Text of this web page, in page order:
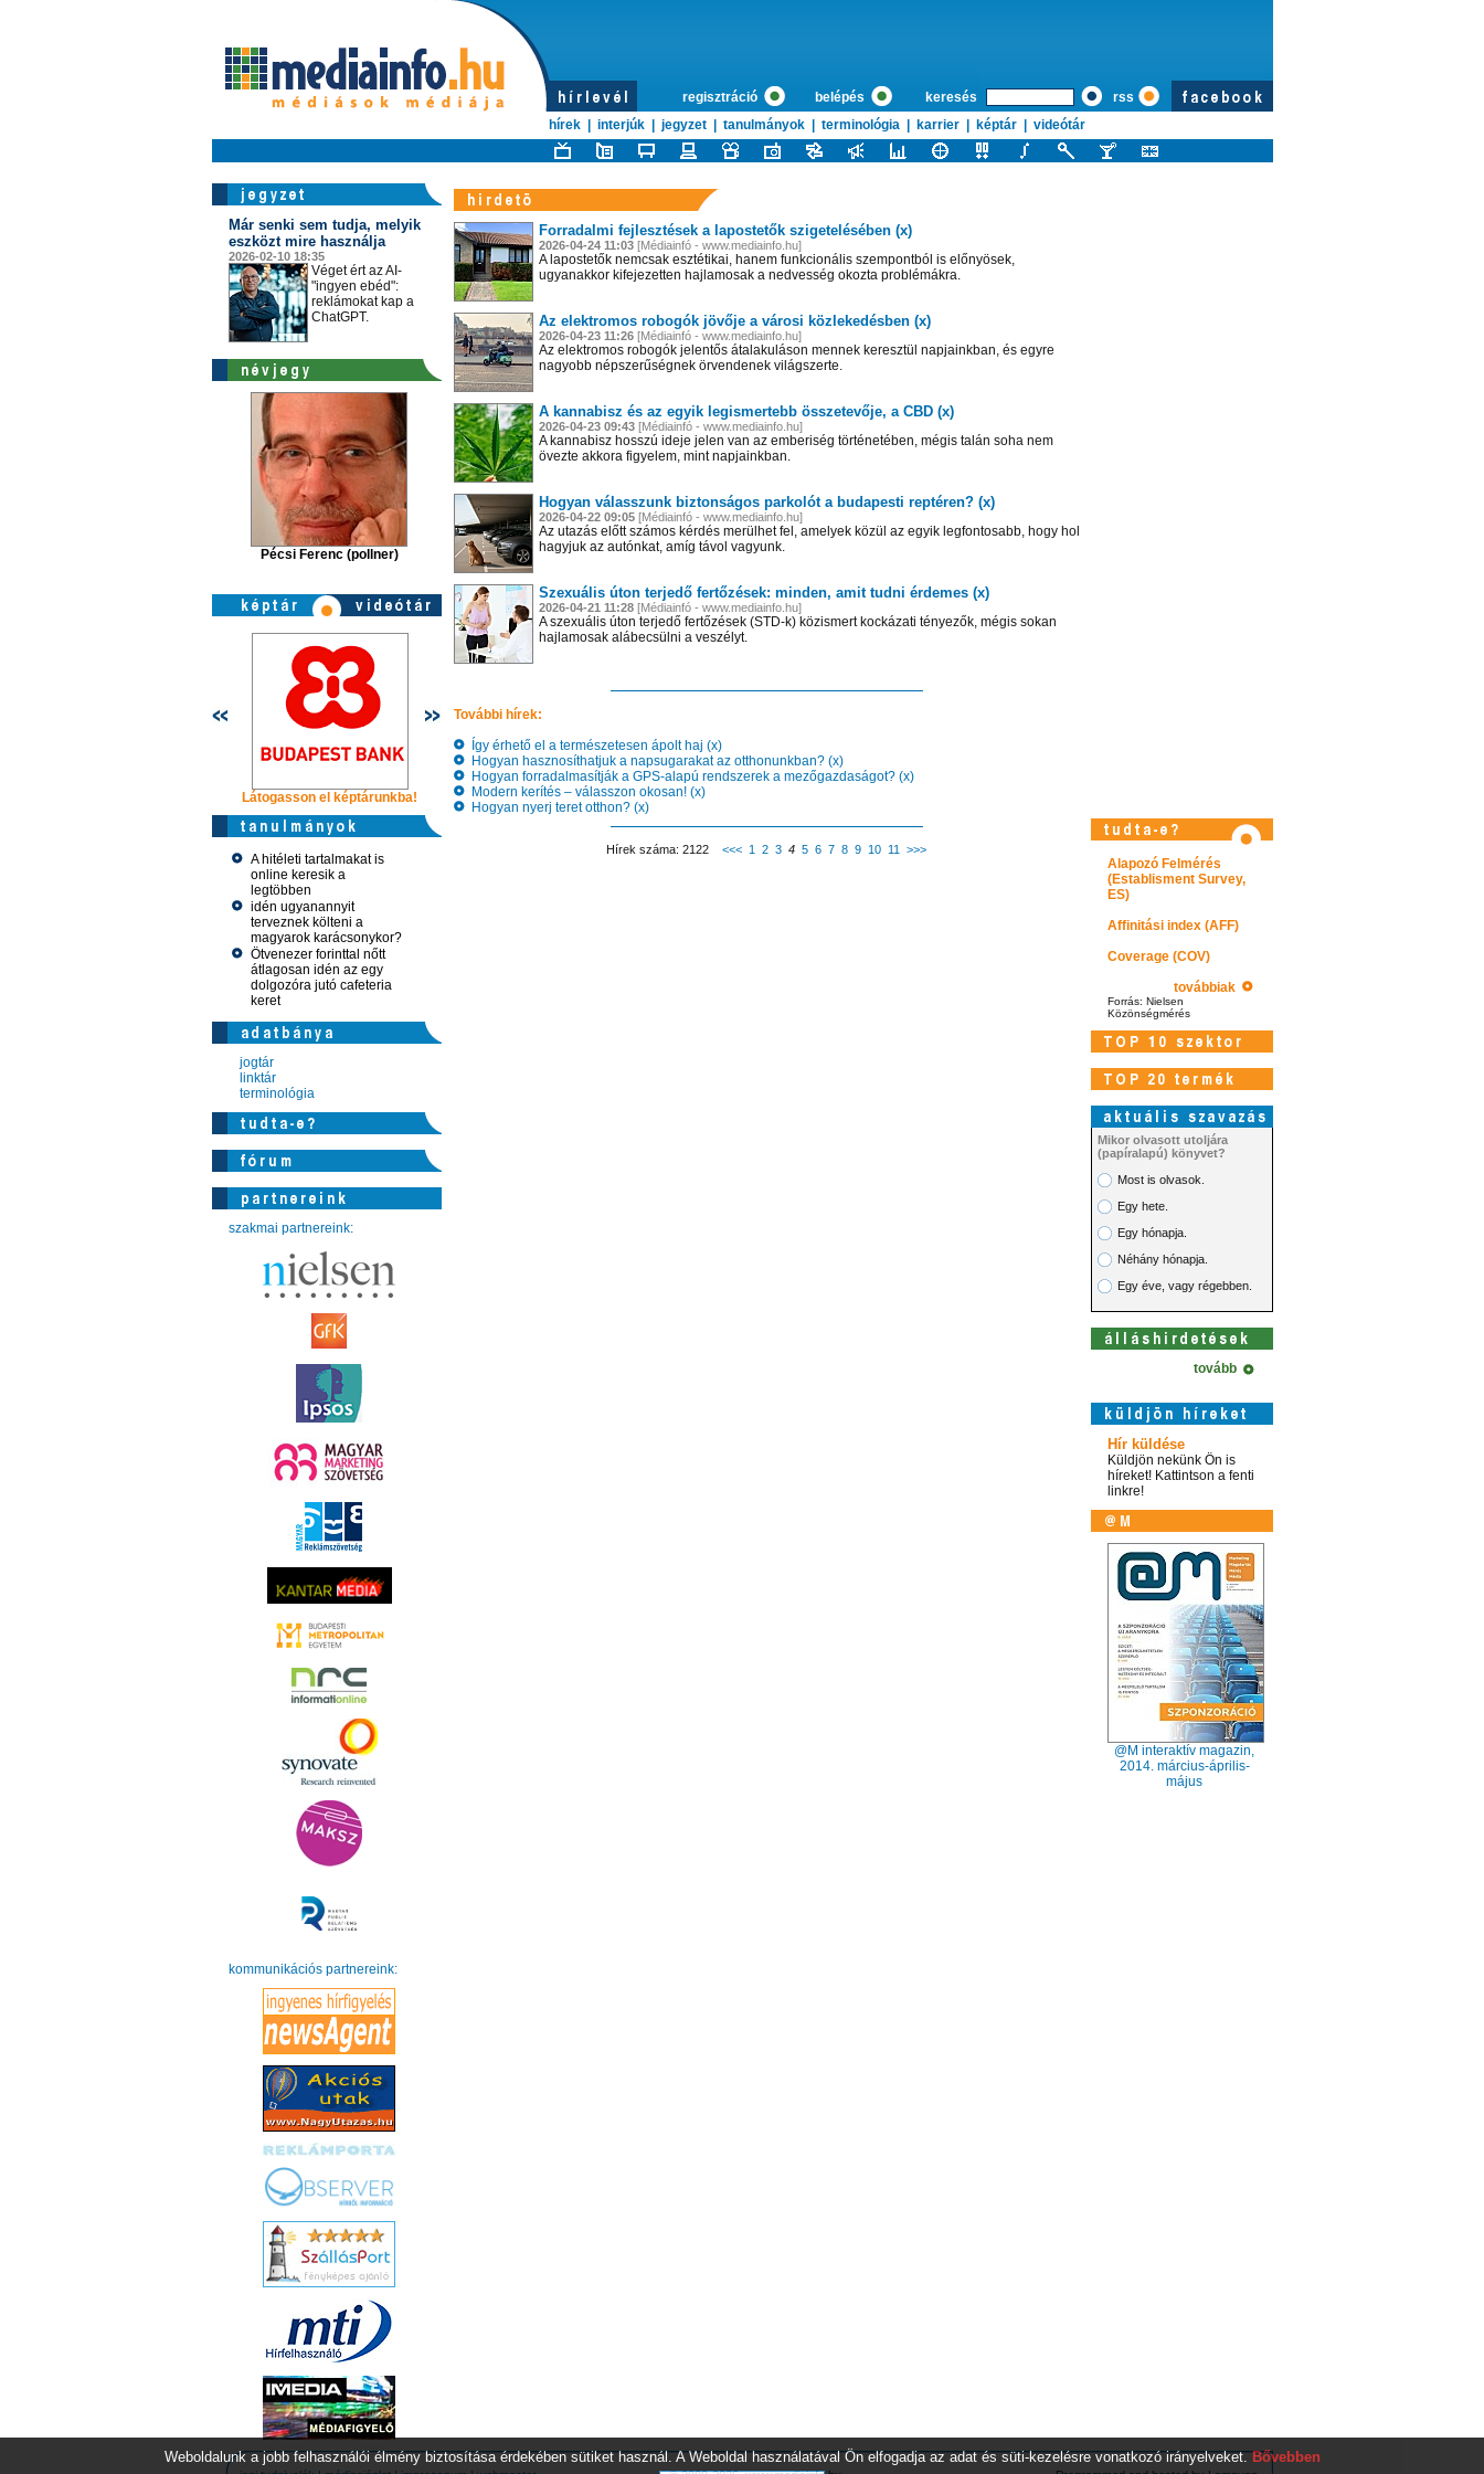
regisztráció belépés keresés
rss
hírek
interjúk jegyzet tanulmányok terminológia karrier képtár videótár
Már senki sem tudja, melyik
eszközt mire használja
2026-02-10 18:35
Véget ért az AI-
"ingyen ebéd":
reklámokat kap a
ChatGPT.
Pécsi Ferenc (pollner)
Látogasson el képtárunkba! Látogasson el képtárunkba! Látogasson el képtárunkba!
A hitéleti tartalmakat is
online keresik a
legtöbben
idén ugyanannyit
terveznek költeni a
magyarok karácsonykor?
Ötvenezer forinttal nőtt
átlagosan idén az egy
dolgozóra jutó cafeteria
keret
jogtár
linktár
terminológia
szakmai partnereink:
kommunikációs partnereink:
Forradalmi fejlesztések a lapostetők szigetelésében (x)
2026-04-24 11:03[Médiainfó - www.mediainfo.hu]
A lapostetők nemcsak esztétikai, hanem funkcionális szempontból is előnyösek,
ugyanakkor kifejezetten hajlamosak a nedvesség okozta problémákra.
Az elektromos robogók jövője a városi közlekedésben (x)
2026-04-23 11:26[Médiainfó - www.mediainfo.hu]
Az elektromos robogók jelentős átalakuláson mennek keresztül napjainkban, és egyre
nagyobb népszerűségnek örvendenek világszerte.
A kannabisz és az egyik legismertebb összetevője, a CBD (x)
2026-04-23 09:43[Médiainfó - www.mediainfo.hu]
A kannabisz hosszú ideje jelen van az emberiség történetében, mégis talán soha nem
övezte akkora figyelem, mint napjainkban.
Hogyan válasszunk biztonságos parkolót a budapesti reptéren? (x)
2026-04-22 09:05[Médiainfó - www.mediainfo.hu]
Az utazás előtt számos kérdés merülhet fel, amelyek közül az egyik legfontosabb, hogy hol
hagyjuk az autónkat, amíg távol vagyunk.
Szexuális úton terjedő fertőzések: minden, amit tudni érdemes (x)
2026-04-21 11:28[Médiainfó - www.mediainfo.hu]
A szexuális úton terjedő fertőzések (STD-k) közismert kockázati tényezők, mégis sokan
hajlamosak alábecsülni a veszélyt.
További hírek:
Így érhető el a természetesen ápolt haj (x)
Hogyan hasznosíthatjuk a napsugarakat az otthonunkban? (x)
Hogyan forradalmasítják a GPS-alapú rendszerek a mezőgazdaságot? (x)
Modern kerítés – válasszon okosan! (x)
Hogyan nyerj teret otthon? (x)
Hírek száma: 2122 <<< 1 2 3 4 5 6 7 8 9 10 11 >>>
Alapozó Felmérés
(Establisment Survey,
ES)
Affinitási index (AFF)
Coverage (COV)
továbbiak
Forrás: Nielsen
Közönségmérés
Mikor olvasott utoljára
(papíralapú) könyvet?
Most is olvasok.
Egy hete.
Egy hónapja.
Néhány hónapja.
Egy éve, vagy régebben.
tovább
Hír küldése
Küldjön nekünk Ön is
híreket! Kattintson a fenti
linkre!
@M interaktív magazin,
2014. március-április-
május
Weboldalunk a jobb felhasználói élmény biztosítása érdekében sütiket használ. A Weboldal használatával Ön elfogadja az adat és süti-kezelésre vonatkozó irányelveket.Bővebben